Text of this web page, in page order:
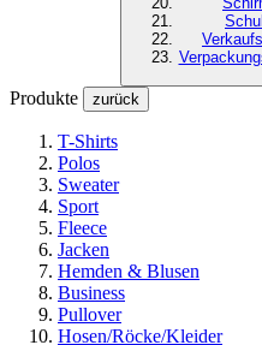
Produkte zurück
T-Shirts
Polos
Sweater
Sport
Fleece
Jacken
Hemden & Blusen
Business
Pullover
Hosen/Röcke/Kleider